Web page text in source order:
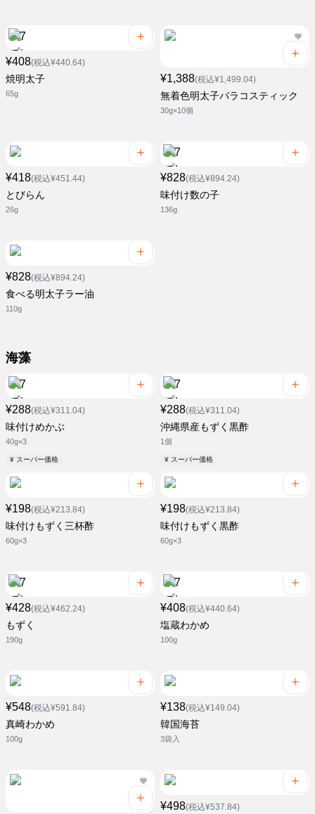
¥408(税込¥440.64)
焼明太子
65g
¥1,388(税込¥1,499.04)
無着色明太子バラコスティック
30g×10個
¥418(税込¥451.44)
とびらん
26g
¥828(税込¥894.24)
味付け数の子
136g
¥828(税込¥894.24)
食べる明太子ラー油
110g
海藻
¥288(税込¥311.04)
味付けめかぶ
40g×3
¥ スーパー価格
¥288(税込¥311.04)
沖縄県産もずく黒酢
1個
¥ スーパー価格
¥198(税込¥213.84)
味付けもずく三杯酢
60g×3
¥198(税込¥213.84)
味付けもずく黒酢
60g×3
¥428(税込¥462.24)
もずく
190g
¥408(税込¥440.64)
塩蔵わかめ
100g
¥548(税込¥591.84)
真崎わかめ
100g
¥138(税込¥149.04)
韓国海苔
3袋入
¥498(税込¥537.84)